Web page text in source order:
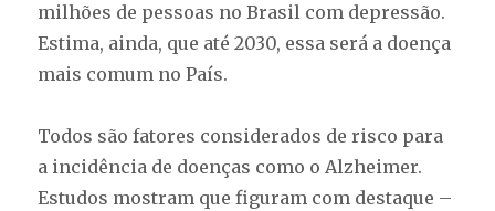
milhões de pessoas no Brasil com depressão.
Estima, ainda, que até 2030, essa será a doença
mais comum no País.
Todos são fatores considerados de risco para
a incidência de doenças como o Alzheimer.
Estudos mostram que figuram com destaque –